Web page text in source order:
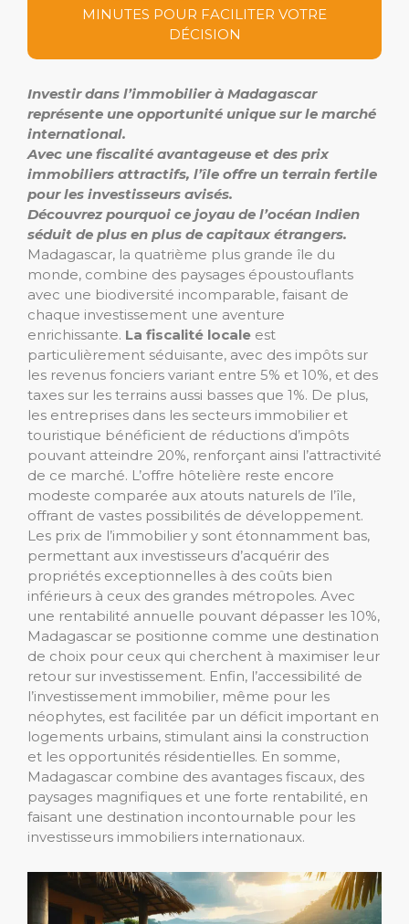
MINUTES POUR FACILITER VOTRE
DÉCISION
Investir dans l’immobilier à Madagascar
représente une opportunité unique sur le marché
international.
Avec une fiscalité avantageuse et des prix
immobiliers attractifs, l’île offre un terrain fertile
pour les investisseurs avisés.
Découvrez pourquoi ce joyau de l’océan Indien
séduit de plus en plus de capitaux étrangers.
Madagascar, la quatrième plus grande île du
monde, combine des paysages époustouflants
avec une biodiversité incomparable, faisant de
chaque investissement une aventure
enrichissante. La fiscalité locale est
particulièrement séduisante, avec des impôts sur
les revenus fonciers variant entre 5% et 10%, et des
taxes sur les terrains aussi basses que 1%. De plus,
les entreprises dans les secteurs immobilier et
touristique bénéficient de réductions d’impôts
pouvant atteindre 20%, renforçant ainsi l’attractivité
de ce marché. L’offre hôtelière reste encore
modeste comparée aux atouts naturels de l’île,
offrant de vastes possibilités de développement.
Les prix de l’immobilier y sont étonnamment bas,
permettant aux investisseurs d’acquérir des
propriétés exceptionnelles à des coûts bien
inférieurs à ceux des grandes métropoles. Avec
une rentabilité annuelle pouvant dépasser les 10%,
Madagascar se positionne comme une destination
de choix pour ceux qui cherchent à maximiser leur
retour sur investissement. Enfin, l’accessibilité de
l’investissement immobilier, même pour les
néophytes, est facilitée par un déficit important en
logements urbains, stimulant ainsi la construction
et les opportunités résidentielles. En somme,
Madagascar combine des avantages fiscaux, des
paysages magnifiques et une forte rentabilité, en
faisant une destination incontournable pour les
investisseurs immobiliers internationaux.